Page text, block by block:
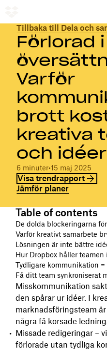
Tillbaka till Dela och
Förlorad i
Varför
brott
kreativa
och idéer
6 minuter•15 maj 2025
Visa trendrapport
Jämför planer
Table of contents
De dolda blockeringarna
Varför kreativt samarbete
Lösningen är inte bättre
Hur Dropbox håller teamen
Tydligare kommunikation
Få ditt team synkroniserat
Misskommunikation
den spårar ur idéer. I
marknadsföringsteam
några få korsade
Missade redigeringar –
förlorade utan tydliga